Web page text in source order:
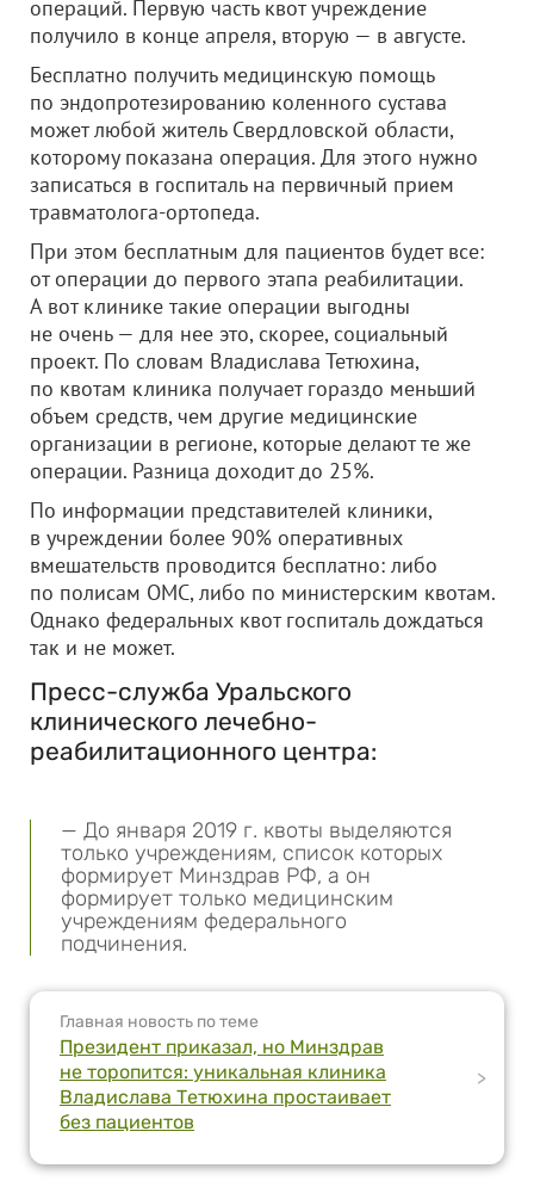
операций. Первую часть квот учреждение
получило в конце апреля, вторую — в августе.
Бесплатно получить медицинскую помощь
по эндопротезированию коленного сустава
может любой житель Свердловской области,
которому показана операция. Для этого нужно
записаться в госпиталь на первичный прием
травматолога-ортопеда.
При этом бесплатным для пациентов будет все:
от операции до первого этапа реабилитации.
А вот клинике такие операции выгодны
не очень — для нее это, скорее, социальный
проект. По словам Владислава Тетюхина,
по квотам клиника получает гораздо меньший
объем средств, чем другие медицинские
организации в регионе, которые делают те же
операции. Разница доходит до 25%.
По информации представителей клиники,
в учреждении более 90% оперативных
вмешательств проводится бесплатно: либо
по полисам ОМС, либо по министерским квотам.
Однако федеральных квот госпиталь дождаться
так и не может.
Пресс-служба Уральского
клинического лечебно-
реабилитационного центра:
— До января 2019 г. квоты выделяются
только учреждениям, список которых
формирует Минздрав РФ, а он
формирует только медицинским
учреждениям федерального
подчинения.
Главная новость по теме
Президент приказал, но Минздрав
не торопится: уникальная клиника
Владислава Тетюхина простаивает
без пациентов
>